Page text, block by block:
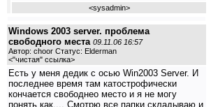
<sysadmin>
Windows 2003 server. проблема
свободного места 09.11.06 16:57
Автор: choor Статус: Elderman
<"чистая" ссылка>
Есть у меня дедик с осью Win2003 Server. И
последнее время там катострофически
кончается свободнео место и я не могу
понять как.... Смотрю все папки складываю и